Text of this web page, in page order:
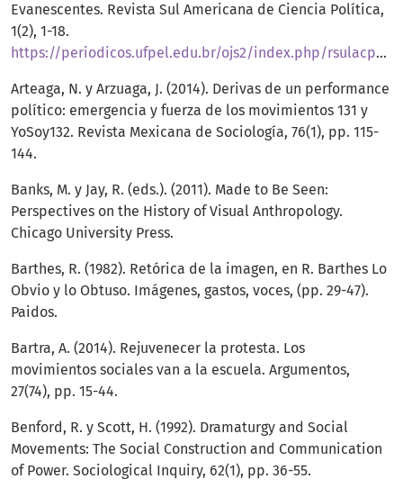
Evanescentes. Revista Sul Americana de Ciencia Política,
1(2), 1-18.
https://periodicos.ufpel.edu.br/ojs2/index.php/rsulacp/article/viewFile/2723/2473
Arteaga, N. y Arzuaga, J. (2014). Derivas de un performance
político: emergencia y fuerza de los movimientos 131 y
YoSoy132. Revista Mexicana de Sociología, 76(1), pp. 115-
144.
Banks, M. y Jay, R. (eds.). (2011). Made to Be Seen:
Perspectives on the History of Visual Anthropology.
Chicago University Press.
Barthes, R. (1982). Retórica de la imagen, en R. Barthes Lo
Obvio y lo Obtuso. Imágenes, gastos, voces, (pp. 29-47).
Paidos.
Bartra, A. (2014). Rejuvenecer la protesta. Los
movimientos sociales van a la escuela. Argumentos,
27(74), pp. 15-44.
Benford, R. y Scott, H. (1992). Dramaturgy and Social
Movements: The Social Construction and Communication
of Power. Sociological Inquiry, 62(1), pp. 36-55.